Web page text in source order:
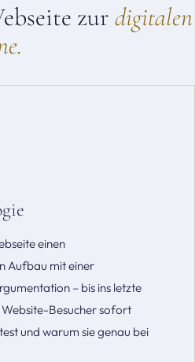
zur digitalen
einen
Aufbau mit einer
– bis ins letzte
Besucher sofort
und warum sie genau bei